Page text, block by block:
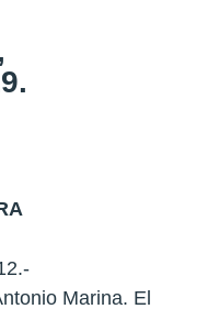
Marina. El